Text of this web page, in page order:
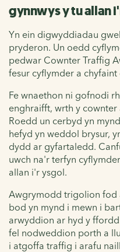
gynnwys y tu allan
Yn ein digwyddiadau
pryderon. Un oedd
pedwar Cownter Traffig
fesur cyflymder a
Fe wnaethon ni gofnodi
enghraifft, wrth y
Roedd un cerbyd yn
hefyd yn weddol brysur,
dydd ar gyfartaledd.
uwch na'r terfyn
allan i'r ysgol.
Awgrymodd trigolion fod
bod yn mynd i mewn i
arwyddion ar hyd y
fel nodweddion porth a
i atgoffa traffig i arafu